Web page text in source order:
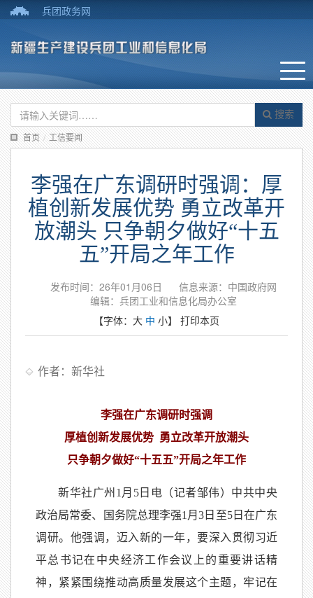
兵团政务网
搜索
首页 / 工信要闻
李强在广东调研时强调：厚
植创新发展优势 勇立改革开
放潮头 只争朝夕做好“十五
五”开局之年工作
发布时间：26年01月06日
信息来源：中国政府网
编辑：兵团工业和信息化局办公室
【字体： 大 中 小】 打印本页
作者：新华社
李强在广东调研时强调
厚植创新发展优势 勇立改革开放潮头
只争朝夕做好“十五五”开局之年工作
新华社广州1月5日电（记者邹伟）中共中央
政治局常委、国务院总理李强1月3日至5日在广东
调研。他强调，迈入新的一年，要深入贯彻习近
平总书记在中央经济工作会议上的重要讲话精
神，紧紧围绕推动高质量发展这个主题，牢记在